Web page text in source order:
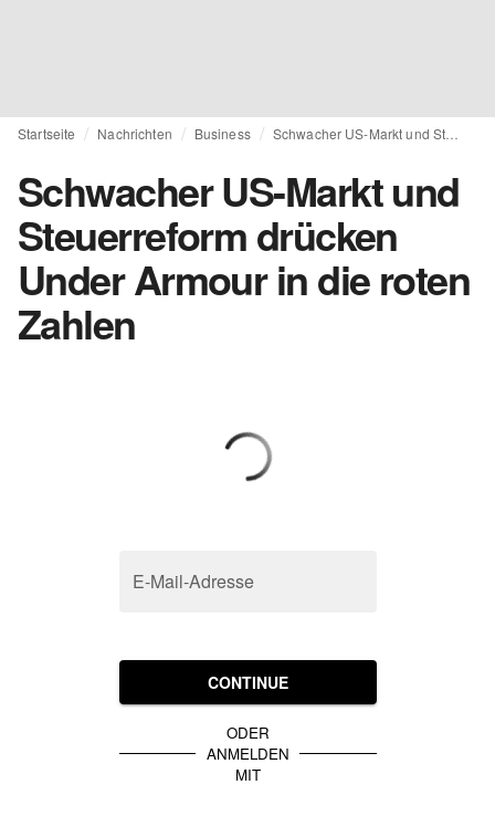
Startseite Nachrichten Business
Schwacher US-Markt und
Steuerreform drücken
Under Armour in die roten
Zahlen
E-Mail-Adresse
CONTINUE
ODER
ANMELDEN
MIT